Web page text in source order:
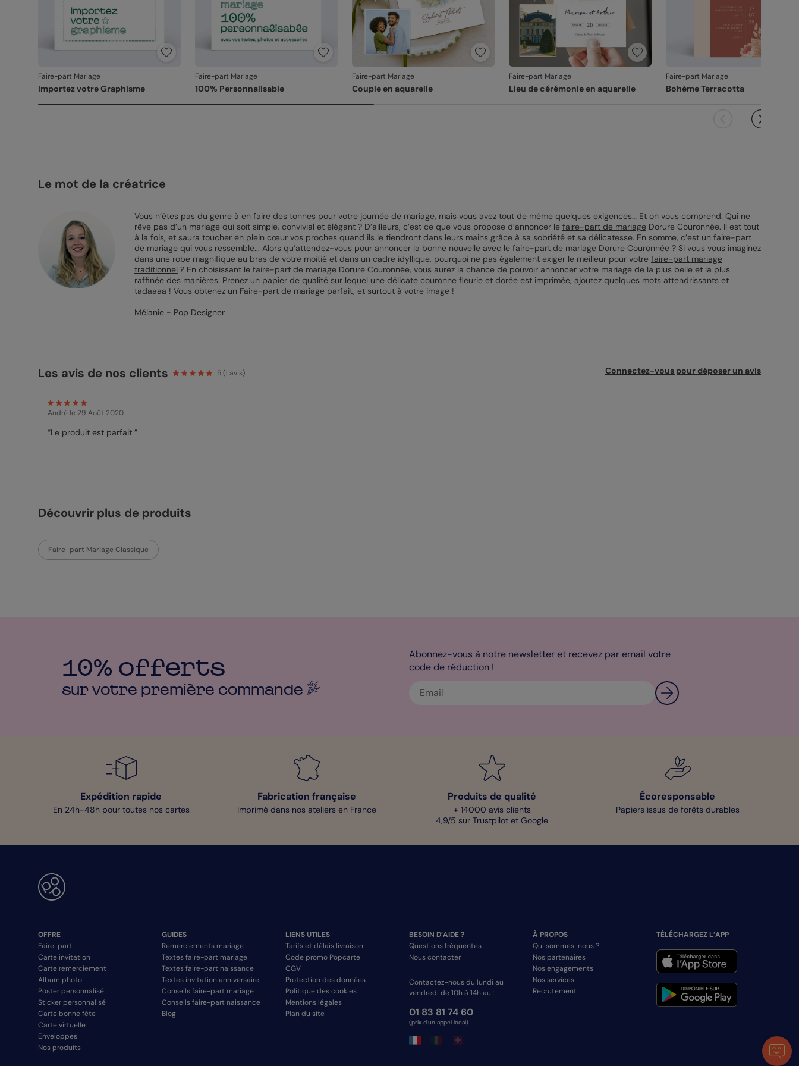
Faire-part Mariage
Importez votre Graphisme
Faire-part Mariage
100% Personnalisable
Faire-part Mariage
Couple en aquarelle
Faire-part Mariage
Lieu de cérémonie en aquarelle
Faire-part Mariage
Bohème Terracotta
Le mot de la créatrice
Vous n’êtes pas du genre à en faire des tonnes pour votre journée de mariage, mais vous avez tout de même quelques exigences… Et on vous comprend. Qui ne
rêve pas d’un mariage qui soit simple, convivial et élégant ? D’ailleurs, c’est ce que vous propose d’annoncer le faire-part de mariageDorure Couronnée. Il est tout
à la fois, et saura toucher en plein cœur vos proches quand ils le tiendront dans leurs mains grâce à sa sobriété et sa délicatesse. En somme, c’est un faire-part
de mariage qui vous ressemble... Alors qu’attendez-vous pour annoncer la bonne nouvelle avec le faire-part de mariage Dorure Couronnée ? Si vous vous imaginez
dans une robe magnifique au bras de votre moitié et dans un cadre idyllique, pourquoi ne pas également exiger le meilleur pour votre faire-part mariage
traditionnel ? En choisissant le faire-part de mariage Dorure Couronnée, vous aurez la chance de pouvoir annoncer votre mariage de la plus belle et la plus
raffinée des manières. Prenez un papier de qualité sur lequel une délicate couronne fleurie et dorée est imprimée, ajoutez quelques mots attendrissants et
tadaaaa ! Vous obtenez un Faire-part de mariage parfait, et surtout à votre image !
Mélanie - Pop Designer
Les avis de nos clients 5(1 avis) Connectez-vous pour déposer un avis
André le 29 Août 2020
“Le produit est parfait ”
Découvrir plus de produits
Faire-part Mariage Classique
10% offerts
sur votre première commande
Abonnez-vous à notre newsletter et recevez par email votre
code de réduction !
Expédition rapide
En 24h-48h pour toutes nos cartes
Fabrication française
Imprimé dans nos ateliers en France
Produits de qualité
+ 14000 avis clients
4,9/5 sur Trustpilot et Google
Écoresponsable
Papiers issus de forêts durables
OFFRE
Faire-part
Carte invitation
Carte remerciement
Album photo
Poster personnalisé
Sticker personnalisé
Carte bonne fête
Carte virtuelle
Enveloppes
Nos produits
GUIDES
Remerciements mariage
Textes faire-part mariage
Textes faire-part naissance
Textes invitation anniversaire
Conseils faire-part mariage
Conseils faire-part naissance
Blog
LIENS UTILES
Tarifs et délais livraison
Code promo Popcarte
CGV
Protection des données
Politique des cookies
Mentions légales
Plan du site
BESOIN D’AIDE ?
Questions fréquentes
Nous contacter
Contactez-nous du lundi au
vendredi de 10h à 14h au :
01 83 81 74 60
(prix d'un appel local)
À PROPOS
Qui sommes-nous ?
Nos partenaires
Nos engagements
Nos services
Recrutement
TÉLÉCHARGEZ L’APP